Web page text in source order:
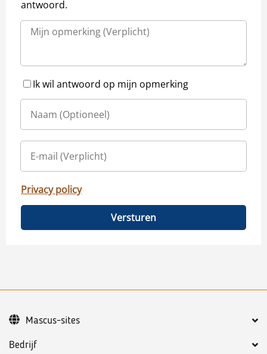
antwoord.
Ik wil antwoord op mijn opmerking
Privacy policy
Versturen
Bedrijf
Mascus-sites